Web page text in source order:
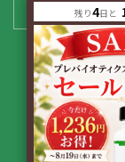
お客様
残り4日と